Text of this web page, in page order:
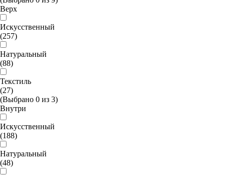
Верх
Искусственный
(257)
Натуральный
(88)
Текстиль
(27)
(Выбрано 0 из 3)
Внутри
Искусственный
(188)
Натуральный
(48)